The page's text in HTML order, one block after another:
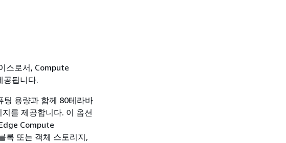
스로서, Compute
됩니다.
용량과 함께 80테라바
를 제공합니다. 이 옵션
Compute
록 또는 객체 스토리지,